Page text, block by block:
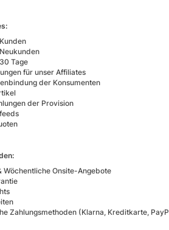
Tage
für unser Affiliates
der Konsumenten
der Provision
Wöchentliche Onsite-Angebote
Zahlungsmethoden (Klarna, Kreditkarte,